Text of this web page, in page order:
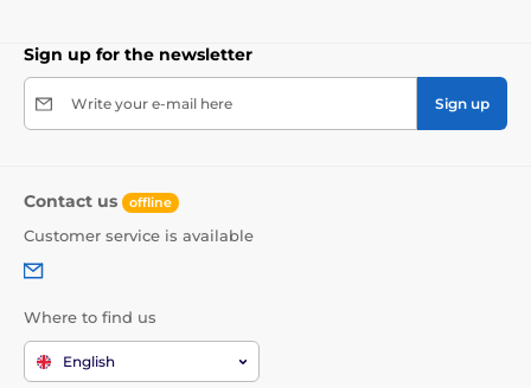
Sign up for the newsletter
Write your e-mail here Sign up
Contact us offline
Customer service is available
Where to find us
English